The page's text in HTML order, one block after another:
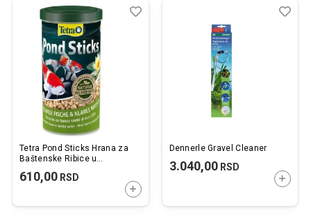
Tetra Pond Sticks Hrana za
Baštenske Ribice u
610,00 RSD
DODAJTE U KORPU
Dodaj
Uporedi
Dennerle Gravel Cleaner
3.040,00RSD